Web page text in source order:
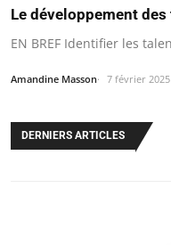
Le développement
EN BREF Identifier les
Amandine Masson 7 février 2025
DERNIERS ARTICLES